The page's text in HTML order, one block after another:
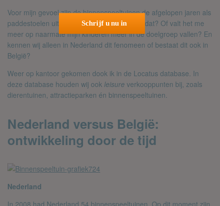
Voor mijn gevoel zijn de binnenspeeltuinen de afgelopen jaren als
paddestoelen uit de grond geschoten. Klopt dat? Of valt het me
meer op naarmate mijn kinderen meer in de doelgroep vallen? En
kennen wij alleen in Nederland dit fenomeen of bestaat dit ook in
België?
Weer op kantoor gekomen dook ik in de Locatus database. In
deze database houden wij ook leisure verkooppunten bij, zoals
dierentuinen, attractieparken én binnenspeeltuinen.
Nederland versus België:
ontwikkeling door de tijd
Nederland
In 2008 had Nederland 54 binnenspeeltuinen. Op dit moment zijn
Schrijf u nu in